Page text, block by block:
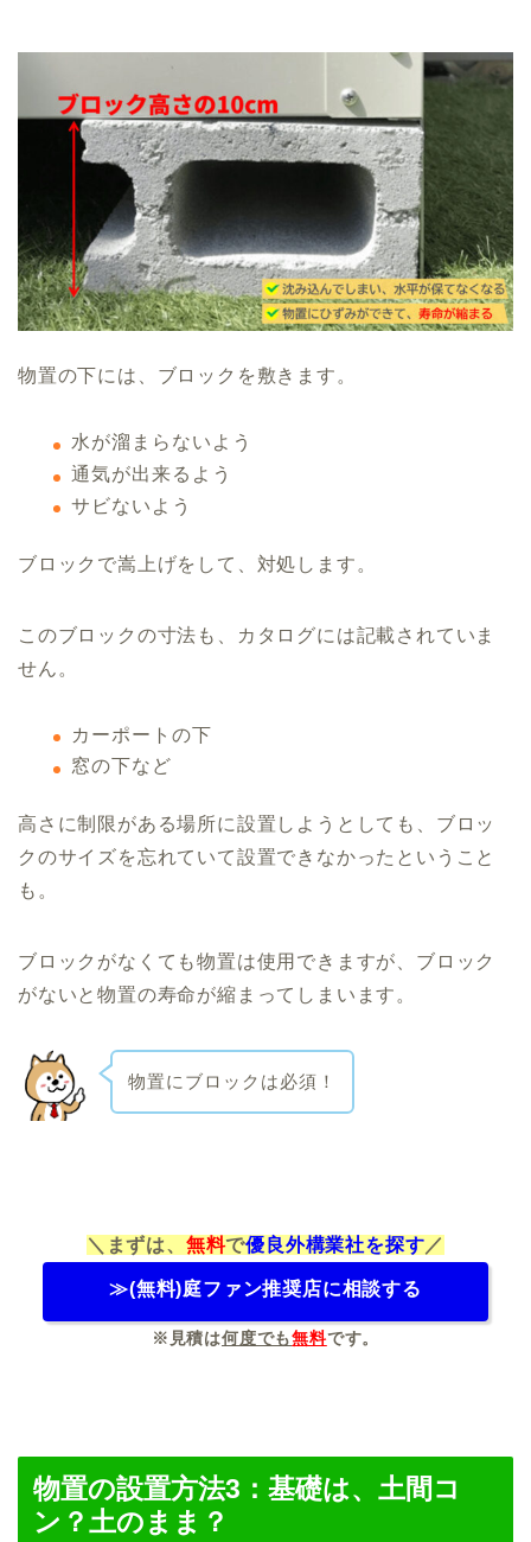
物置の下には、ブロックを敷きます。
水が溜まらないよう
通気が出来るよう
サビないよう
ブロックで嵩上げをして、対処します。
このブロックの寸法も、カタログには記載されていま
せん。
カーポートの下
窓の下など
高さに制限がある場所に設置しようとしても、ブロッ
クのサイズを忘れていて設置できなかったということ
も。
ブロックがなくても物置は使用できますが、ブロック
がないと物置の寿命が縮まってしまいます。
物置にブロックは必須！
＼まずは、 無料で優良外構業社を探す／
≫(無料)庭ファン推奨店に相談する
※見積は何度でも無料です。
物置の設置方法3：基礎は、土間コ
ン？土のまま？